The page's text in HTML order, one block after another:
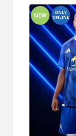
NEW
ONLY
ONLINE